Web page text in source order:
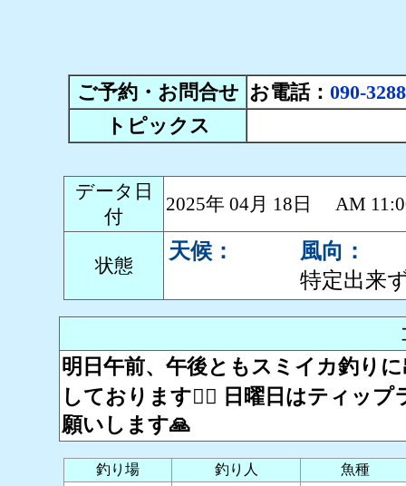
ご予約・お問合せ お電話： 090-
トピックス
データ日
付
2025年 04月 18日 AM
状態
天候：
風向：
特定出来
明日午前、午後ともスミイカ釣り
しております🙇‍♂️ 日曜日はティッ
願いします🙏
釣り場 釣り人 魚種